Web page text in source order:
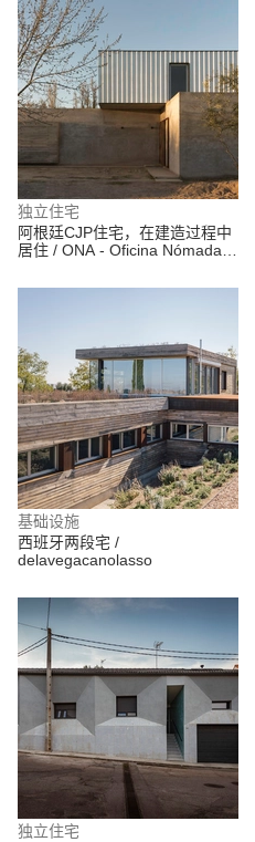
独立住宅
阿根廷CJP住宅，在建造过程中
居住 / ONA - Oficina Nómada
基础设施
西班牙两段宅 /
delavegacanolasso
独立住宅